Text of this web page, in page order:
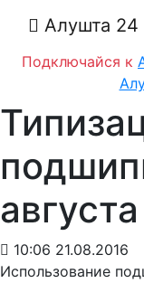
Алушта 24
Подключайся к
10:06 21.08.2016
Использование